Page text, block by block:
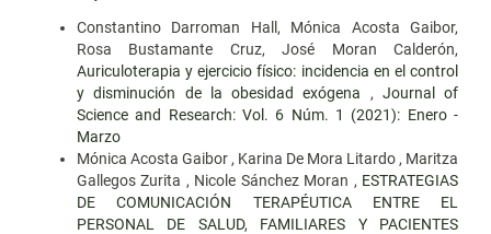
Constantino Darroman Hall, Mónica Acosta Gaibor,
Rosa Bustamante Cruz, José Moran Calderón,
Auriculoterapia y ejercicio físico: incidencia en el control
y disminución de la obesidad exógena , Journal of
Science and Research: Vol. 6 Núm. 1 (2021): Enero -
Marzo
Mónica Acosta Gaibor , Karina De Mora Litardo , Maritza
Gallegos Zurita , Nicole Sánchez Moran , ESTRATEGIAS
DE COMUNICACIÓN TERAPÉUTICA ENTRE EL
PERSONAL DE SALUD, FAMILIARES Y PACIENTES